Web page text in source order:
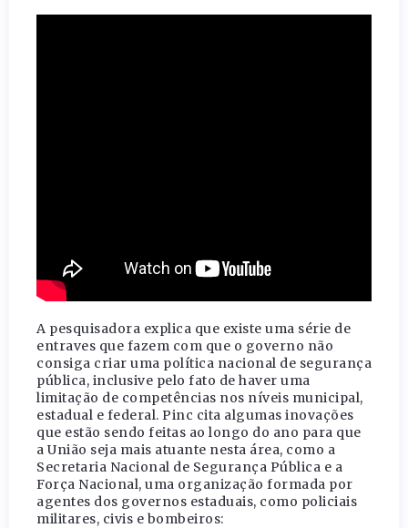
A pesquisadora explica que existe uma série de
entraves que fazem com que o governo não
consiga criar uma política nacional de segurança
pública, inclusive pelo fato de haver uma
limitação de competências nos níveis municipal,
estadual e federal. Pinc cita algumas inovações
que estão sendo feitas ao longo do ano para que
a União seja mais atuante nesta área, como a
Secretaria Nacional de Segurança Pública e a
Força Nacional, uma organização formada por
agentes dos governos estaduais, como policiais
militares, civis e bombeiros: